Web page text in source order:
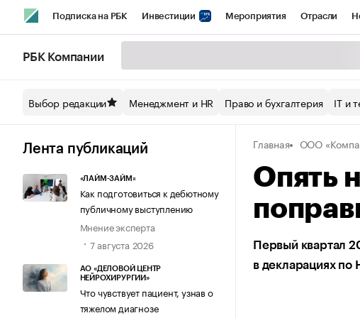
Подписка на РБК Инвестиции Мероприятия Отрасли
Спецпроекты СПб Конференции СПб Спецпроекты
Технологии и медиа Рынок наличной валюты
РБК Компании
Выбор редакции Менеджмент и HR Право и бухгалтерия IT и
Лента публикаций
«ЛАЙМ-ЗАЙМ»
Как подготовиться к дебютному
публичному выступлению
Мнение эксперта
7 августа 2026
АО «ДЕЛОВОЙ ЦЕНТР
НЕЙРОХИРУРГИИ»
Что чувствует пациент, узнав о
тяжелом диагнозе
Главная ООО
Опять
Первый квартал
в декларациях по